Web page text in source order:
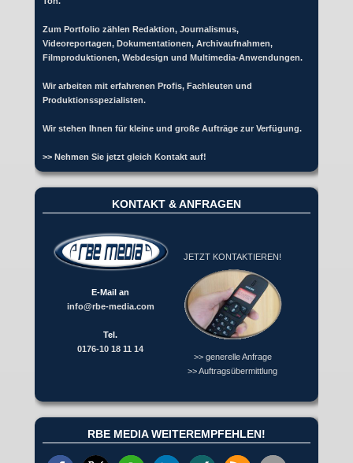
Zum Portfolio zählen Redaktion, Journalismus,
Videoreportagen, Dokumentationen, Archivaufnahmen,
Filmproduktionen, Webdesign und Multimedia-Anwendungen.
Wir arbeiten mit erfahrenen Profis, Fachleuten und
Produktionsspezialisten.
Wir stehen Ihnen für kleine und große Aufträge zur Verfügung.
>> Nehmen Sie jetzt gleich Kontakt auf!
KONTAKT & ANFRAGEN
E-Mail an
info@rbe-media.com
Tel.
0176-10 18 11 14
JETZT KONTAKTIEREN!
>> generelle Anfrage
>> Auftragsübermittlung
RBE MEDIA WEITEREMPFEHLEN!